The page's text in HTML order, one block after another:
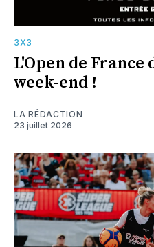
3X3
L'Open de France
week-end !
LA RÉDACTION
23 juillet 2026